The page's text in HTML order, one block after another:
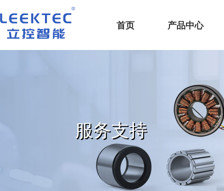
深圳市立控智能科技有限公司
首页
产品中心
服务支持